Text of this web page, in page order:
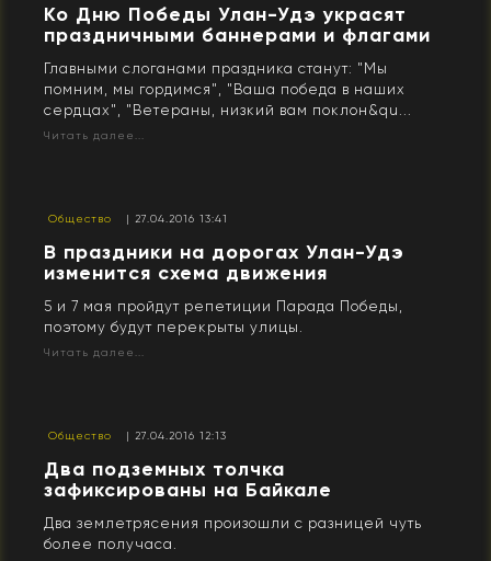
Ко Дню Победы Улан-Удэ украсят
праздничными баннерами и флагами
Главными слоганами праздника станут: "Мы
помним, мы гордимся", "Ваша победа в наших
сердцах", "Ветераны, низкий вам поклон&qu...
Читать далее...
Общество | 27.04.2016 13:41
В праздники на дорогах Улан-Удэ
изменится схема движения
5 и 7 мая пройдут репетиции Парада Победы,
поэтому будут перекрыты улицы.
Читать далее...
Общество | 27.04.2016 12:13
Два подземных толчка
зафиксированы на Байкале
Два землетрясения произошли с разницей чуть
более получаса.